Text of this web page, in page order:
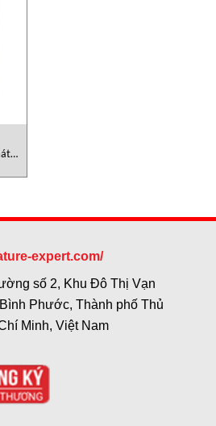
expert.com/
số 2, Khu Đô Thị Vạn
Phước, Thành phố Thủ
Minh, Việt Nam